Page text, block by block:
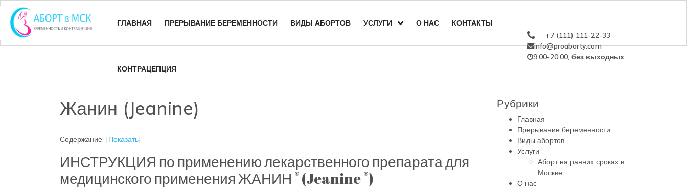
ГЛАВНАЯ ПРЕРЫВАНИЕ БЕРЕМЕННОСТИ ВИДЫ АБОРТОВ УСЛУГИ О НАС КОНТАКТЫ
КОНТРАЦЕПЦИЯ
+7 (111) 111-22-33
info@proaborty.com
9:00-20:00, без выходных
Жанин (Jeanine)
Содержание: [Показать]
ИНСТРУКЦИЯ по применению лекарственного препарата для
медицинского применения ЖАНИН ® (Jeanine ®)
Рубрики
Главная
Прерывание беременности
Виды абортов
Услуги
Аборт на ранних сроках в
Москве
О нас